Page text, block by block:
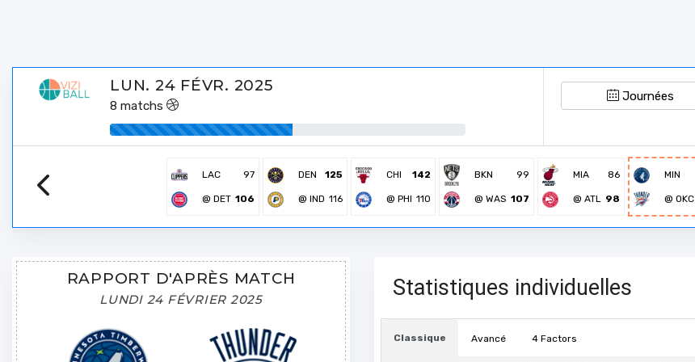
LUN. 24 FÉVR. 2025
8 matchs
Journées
LAC 97
@ DET 106
DEN 125
@ IND 116
CHI 142
@ PHI 110
BKN 99
@ WAS 107
MIA 86
@ ATL 98
MIN
@ OKC
RAPPORT D'APRÈS MATCH
LUNDI 24 FÉVRIER 2025 Statistiques individuelles
Classique Avancé 4 Factors